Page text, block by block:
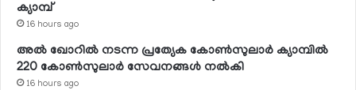
ക്യാമ്പ്
16 hours ago
അല്‍ ഖോറില്‍ നടന്ന പ്രത്യേക കോണ്‍സുലാര്‍ ക്യാമ്പില്‍
220 കോണ്‍സുലാര്‍ സേവനങ്ങള്‍ നല്‍കി
16 hours ago